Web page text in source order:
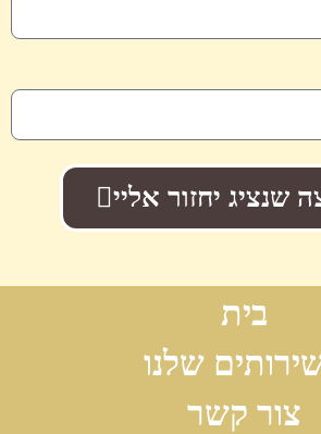
שנציג יחזור אליי
בית
שלנו
צור קשר